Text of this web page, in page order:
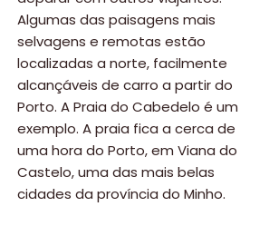
Algumas das paisagens mais
selvagens e remotas estão
localizadas a norte, facilmente
alcançáveis de carro a partir do
Porto. A Praia do Cabedelo é um
exemplo. A praia fica a cerca de
uma hora do Porto, em Viana do
Castelo, uma das mais belas
cidades da província do Minho.